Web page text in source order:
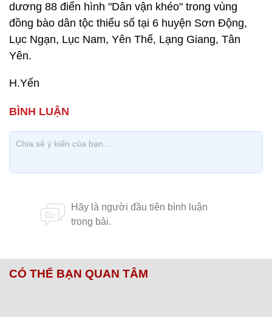
dương 88 điển hình "Dân vận khéo" trong vùng
đồng bào dân tộc thiểu số tại 6 huyện Sơn Động,
Lục Ngạn, Lục Nam, Yên Thế, Lạng Giang, Tân
Yên.
H.Yến
CÓ THỂ BẠN QUAN TÂM